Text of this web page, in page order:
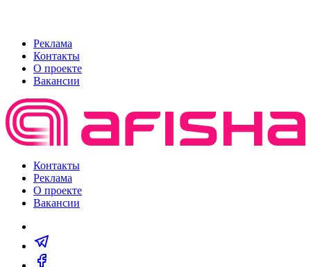
Реклама
Контакты
О проекте
Вакансии
Контакты
Реклама
О проекте
Вакансии